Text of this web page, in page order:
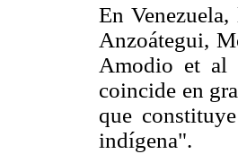
En
Anzoátegui,
Amodio et al
coincide en
que
indígena".